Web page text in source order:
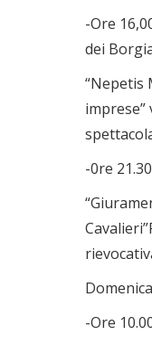
-Ore
dei
“Nepetis
-0re
-Ore